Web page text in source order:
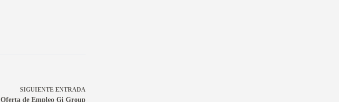
SIGUIENTE ENTRADA
Oferta de Empleo Gi Group